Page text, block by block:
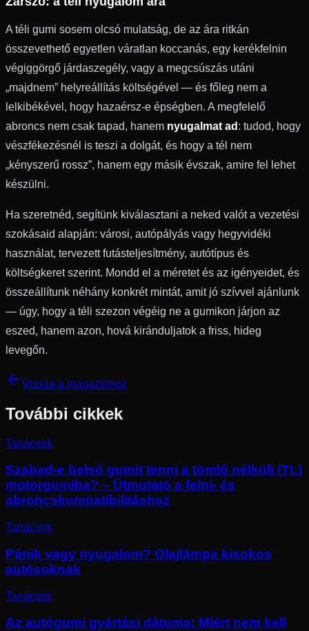
A téli gumi sosem olcsó mulatság, de az ára ritkán
összevethető egyetlen váratlan koccanás, egy kerékfelnin
végiggörgő járdaszegély, vagy a megcsúszás utáni
„majdnem” helyreállítás költségével — és főleg nem a
lelkibékével, hogy hazaérsz-e épségben. A megfelelő
abroncs nem csak tapad, hanem nyugalmat ad : tudod, hogy
vészfékezésnél is teszi a dolgát, és hogy a tél nem
„kényszerű rossz”, hanem egy másik évszak, amire fel lehet
készülni.
Ha szeretnéd, segítünk kiválasztani a neked valót a vezetési
szokásaid alapján: városi, autópályás vagy hegyvidéki
használat, tervezett futásteljesítmény, autótípus és
költségkeret szerint. Mondd el a méretet és az igényeidet, és
összeállítunk néhány konkrét mintát, amit jó szívvel ajánlunk
— úgy, hogy a téli szezon végéig ne a gumikon járjon az
eszed, hanem azon, hová kiránduljatok a friss, hideg
levegőn.
Vissza a magazinhoz
További cikkek
Tanácsok
Szabad-e belső gumit tenni a tömlő nélküli (TL)
motorgumiba? – Útmutató a felni- és
abroncskompatibilitáshoz
Tanácsok
Pánik vagy nyugalom? Olajlámpa kisokos
autósoknak
Tanácsok
Az autógumi gyártási dátuma: Miért nem kell